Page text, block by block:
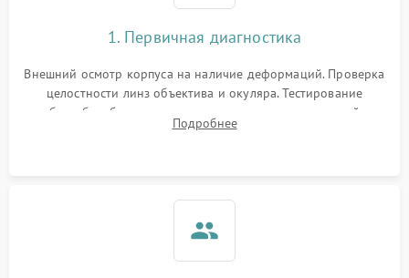
1. Первичная диагностика
Внешний осмотр корпуса на наличие деформаций. Проверка
целостности линз объектива и окуляра. Тестирование
работы барабанчиков ввода поправок, кольца отстройки
параллакса и зума. Выявление сколов, внутренних
Подробнее